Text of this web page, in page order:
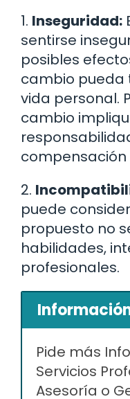
1. Inseguridad:
sentirse
posibles
cambio pueda
vida personal.
cambio
2.
puede
propuesto no
habilidades,
profesionales.
Pide más
Servicios
Asesoría o